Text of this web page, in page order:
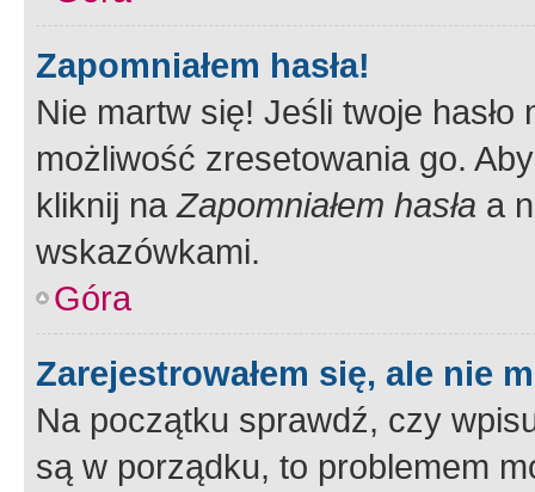
Zapomniałem hasła!
Nie martw się! Jeśli twoje
możliwość zresetowania go.
kliknij naZapomniałem hasła a
wskazówkami.
Góra
Zarejestrowałem się, ale nie
Na początku sprawdź, czy
są w porządku, to problemem